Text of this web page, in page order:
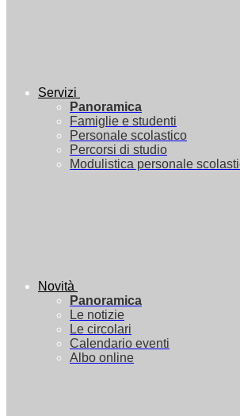
Servizi
Panoramica
Famiglie e studenti
Personale scolastico
Percorsi di studio
Modulistica personale
Novità
Panoramica
Le notizie
Le circolari
Calendario eventi
Albo online